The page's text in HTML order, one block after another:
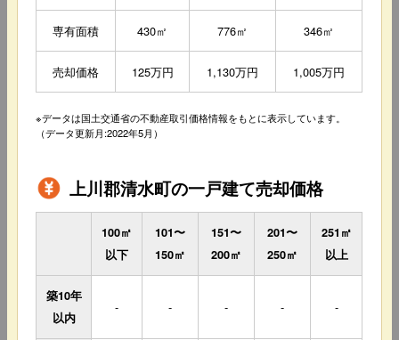
専有面積 430㎡ 776㎡ 346㎡
売却価格 125万円 1,130万円 1,005万円
※データは国土交通省の不動産取引価格情報をもとに表示しています。
（データ更新月:2022年5月）
上川郡清水町の一戸建て売却価格
100㎡
以下
101〜
150㎡
151〜
200㎡
201〜
250㎡
251㎡
以上
築10年
以内
- - - - -